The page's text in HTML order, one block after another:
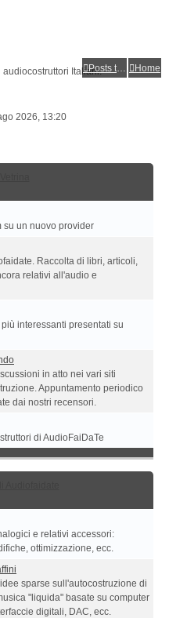
Posts toplist
Home
2026, 13:20
su un nuovo provider
Raccolta di libri, articoli,
relativi all'audio e
interessanti presentati su
in atto nei vari siti
Appuntamento periodico
dai nostri recensori.
di AudioFaiDaTe
e relativi accessori:
ottimizzazione, ecc.
sparse sull'autocostruzione di
"liquida" basate su computer
digitali, DAC, ecc.